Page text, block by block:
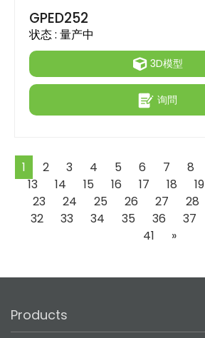
GPED252
状态 : 量产中
3D模型
询問
1 2 3 4 5 6 7 8
13
14 15 16 17 18 19
23
24 25 26 27 28
32
33 34 35 36 37
41
»Next
Products